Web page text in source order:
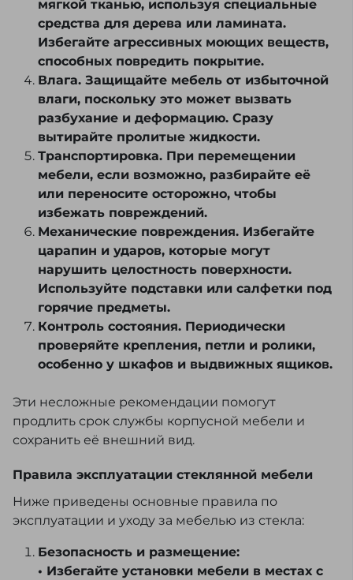
мягкой тканью, используя специальные
средства для дерева или ламината.
Избегайте агрессивных моющих веществ,
способных повредить покрытие.
Влага. Защищайте мебель от избыточной
влаги, поскольку это может вызвать
разбухание и деформацию. Сразу
вытирайте пролитые жидкости.
Транспортировка. При перемещении
мебели, если возможно, разбирайте её
или переносите осторожно, чтобы
избежать повреждений.
Механические повреждения. Избегайте
царапин и ударов, которые могут
нарушить целостность поверхности.
Используйте подставки или салфетки под
горячие предметы.
Контроль состояния. Периодически
проверяйте крепления, петли и ролики,
особенно у шкафов и выдвижных ящиков.
Эти несложные рекомендации помогут
продлить срок службы корпусной мебели и
сохранить её внешний вид.
Правила эксплуатации стеклянной мебели
Ниже приведены основные правила по
эксплуатации и уходу за мебелью из стекла:
Безопасность и размещение:
• Избегайте установки мебели в местах с